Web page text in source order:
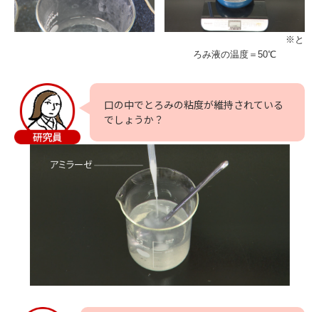
※と
ろみ液の温度＝50℃
口の中でとろみの粘度が維持されている
でしょうか？